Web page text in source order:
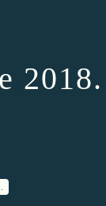
2018.